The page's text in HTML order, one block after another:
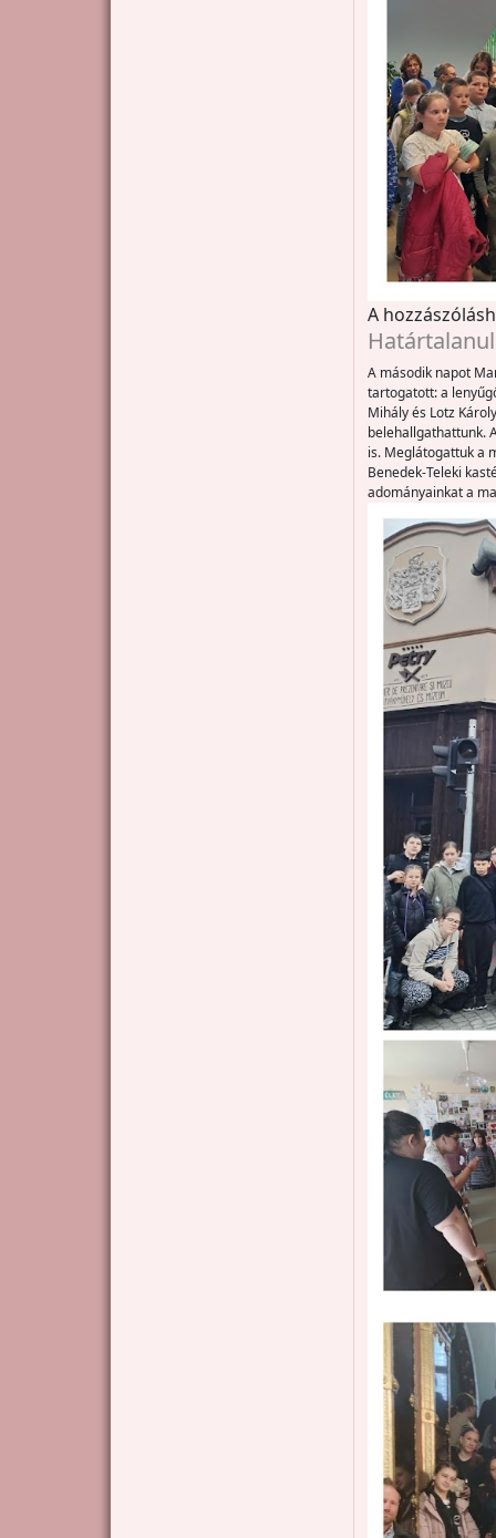
A
A második napot
tartogatott: a
Mihály és Lotz
belehallgathattunk.
is. Meglátogattuk a
Benedek-Teleki
adományainkat a